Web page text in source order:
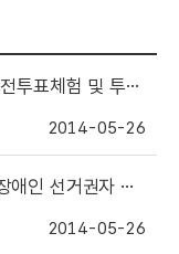
및 투표참여 홍보 실시
2014-05-26
투표참여 적극 지원
2014-05-26